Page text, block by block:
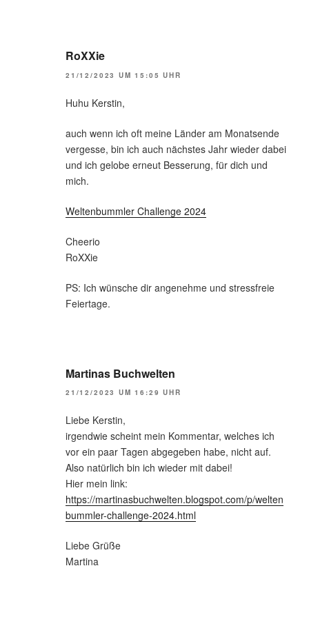
RoXXie
21/12/2023 UM 15:05 UHR
Huhu Kerstin,
auch wenn ich oft meine Länder am Monatsende
vergesse, bin ich auch nächstes Jahr wieder dabei
und ich gelobe erneut Besserung, für dich und
mich.
Weltenbummler Challenge 2024
Cheerio
RoXXie
PS: Ich wünsche dir angenehme und stressfreie
Feiertage.
Martinas Buchwelten
21/12/2023 UM 16:29 UHR
Liebe Kerstin,
irgendwie scheint mein Kommentar, welches ich
vor ein paar Tagen abgegeben habe, nicht auf.
Also natürlich bin ich wieder mit dabei!
Hier mein link:
https://martinasbuchwelten.blogspot.com/p/welten
bummler-challenge-2024.html
Liebe Grüße
Martina